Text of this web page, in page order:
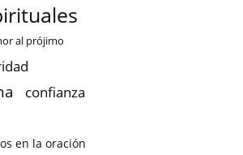
al prójimo
confianza
en la oración